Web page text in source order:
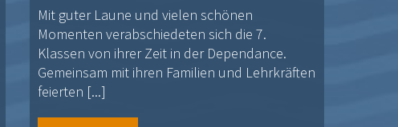
Mit guter Laune und vielen schönen
Momenten verabschiedeten sich die 7.
Klassen von ihrer Zeit in der Dependance.
Gemeinsam mit ihren Familien und Lehrkräften
feierten [...]